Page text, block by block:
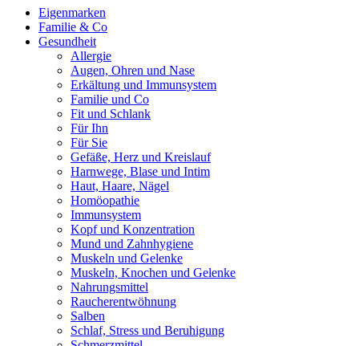
Zutaten
L-Argininmonohydrochlorid, Magnesiumcitrat, Maltodextrin, D-
Ribose, Säuerungsmittel Zitronensäure, Kaliumhydrogencarbonat,
Calciumcitrat, L-Lysin Monohydrochlorid, Natrium-L-ascorbat,
Alpha-Ketoglutarsäure, L-Phenylalanin, L-Tyrosin,
Enzianwurzelextrakt, Dinatrium Alpha-Ketoglutarat dihydrat,
Aroma, Alpha Liponsäure, Süßungsmittel Natriumcyclamat,
Zinkgluconat, Eisengluconat, Phosphatidylserin (enthält
Adenosyl-L-Methionin, Niacinamid, Süßungsmittel
Natriumsaccharin, dl-alpha Tocopherylacetat, Calcium-D-
pantothenat, Retinolpalmitat, Coenzym Q10, Safrannarbenextrakt,
Mangangluconat, Pyridoxal-5-phosphat, Riboflavin-5-phosphat,
Thiaminhydrochlorid, Kupfer-II-gluconat, Folsäure, D-Biotin,
Chrom-III-chlorid Hexahydrat, Natriumselenat, Natriummolybdat,
Methylcobalamin, Cholecalciferol, Menaquinon-7
Eigenmarken
Familie & Co
Gesundheit
Allergie
Augen, Ohren und Nase
Erkältung und Immunsystem
Familie und Co
Fit und Schlank
Für Ihn
Für Sie
Gefäße, Herz und Kreislauf
Harnwege, Blase und Intim
Haut, Haare, Nägel
Homöopathie
Immunsystem
Kopf und Konzentration
Mund und Zahnhygiene
Muskeln und Gelenke
Muskeln, Knochen und Gelenke
Nahrungsmittel
Raucherentwöhnung
Salben
Schlaf, Stress und Beruhigung